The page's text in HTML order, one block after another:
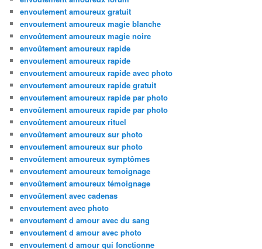
envoutement amoureux gratuit
envoutement amoureux magie blanche
envoûtement amoureux magie noire
envoûtement amoureux rapide
envoutement amoureux rapide
envoutement amoureux rapide avec photo
envoutement amoureux rapide gratuit
envoutement amoureux rapide par photo
envoûtement amoureux rapide par photo
envoûtement amoureux rituel
envoûtement amoureux sur photo
envoutement amoureux sur photo
envoûtement amoureux symptômes
envoutement amoureux temoignage
envoûtement amoureux témoignage
envoûtement avec cadenas
envoutement avec photo
envoutement d amour avec du sang
envoutement d amour avec photo
envoutement d amour qui fonctionne